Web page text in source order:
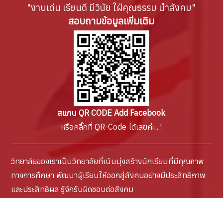
"งานเด่น เรียนดี มีวินัย ใฝ่คุณธรรม นำสังคม"
สอบถามข้อมูลเพิ่มเติม
สแกน QR CODE Add Facebook
หรือคลิ๊กที่ QR-Code ได้เลยค่ะ...!
วิทยาลัยของเราเป็นวิทยาลัยที่เน้นมุ่งสร้างนักเรียนที่มีคุณภาพ
ทางการศึกษา พัฒนาผู้เรียนให้ออกสู่สังคมอย่างมีประสิทธิภาพ
และประสิทธิผล รู้จักรับผิดชอบต่อสังคม